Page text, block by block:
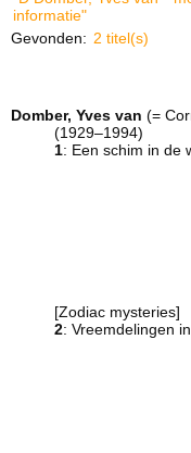
informatie"
Gevonden: 2 titel(s)
Domber, Yves van (=
(1929–1994)
1: Een schim in de
[Zodiac mysteries]
2: Vreemdelingen